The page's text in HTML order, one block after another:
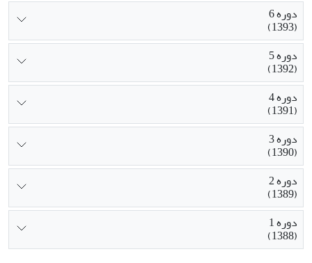
دوره 6
(1393)
دوره 5
(1392)
دوره 4
(1391)
دوره 3
(1390)
دوره 2
(1389)
دوره 1
(1388)